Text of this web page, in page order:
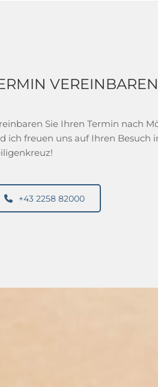
VEREINBAREN
Sie Ihren Termin nach
ich freuen uns auf Ihren Besuch
+43 2258 82000